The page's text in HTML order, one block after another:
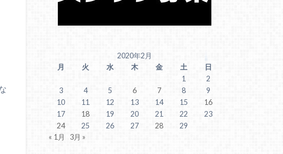
2020年2月
月
火 水 木 金 土
日
1
2
3
4 5 6 7 8
9
10
11 12 13 14 15
16
17
18 19 20 21 22
23
24
25 26 27 28
29
« 1月
3月 »